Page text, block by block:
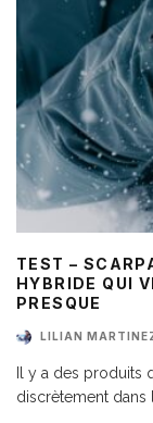
TEST –
HYBRIDE QUI
PRESQUE
LILIAN
Il y a des produits
discrètement dans